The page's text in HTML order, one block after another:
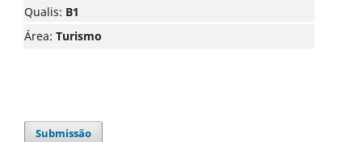
Qualis: B1
Área: Turismo
Submissão